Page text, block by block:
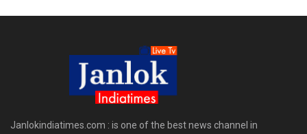
Janlokindiatimes.com : is one of the best news channel in